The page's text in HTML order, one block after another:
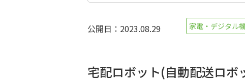
公開日：2023.08.29 家電・デジタル
宅配ロボット(自動配送ロボ